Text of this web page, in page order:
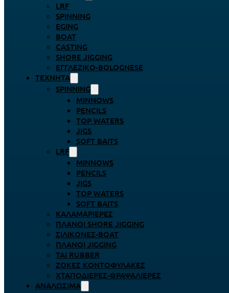
LRF
SPINNING
EGING
BOAT
CASTING
SHORE JIGGING
ΕΓΓΛΈΖΙΚΟ-BOLOGNESE
ΤΕΧΝΗΤΆ
SPINNING
MINNOWS
PENCILS
TOP WATERS
JIGS
SOFT BAITS
LRF
MINNOWS
PENCILS
JIGS
TOP WATERS
SOFT BAITS
ΚΑΛΑΜΑΡΙΈΡΕΣ
ΠΛΆΝΟΙ SHORE JIGGING
ΣΙΛΙΚΌΝΕΣ-BOAT
ΠΛΆΝΟΙ JIGGING
TAI RUBBER
ΖΌΚΕΣ ΚΟΝΤΟΦΎΛΑΚΕΣ
ΧΤΑΠΟΔΙΈΡΕΣ-ΘΡΑΨΑΛΙΈΡΕΣ
ΑΝΑΛΏΣΙΜΑ